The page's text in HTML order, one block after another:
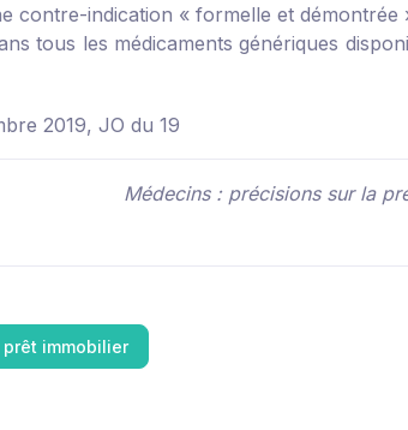
contre-indication « formelle et
tous les médicaments génériques
2019, JO du 19
Médecins : précisions sur la
immobilier